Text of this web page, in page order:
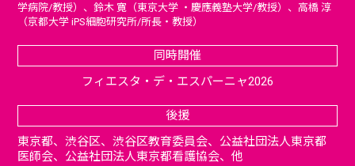
学病院/教授）、鈴木 寛（東京大学 ・慶應義塾大学/教授）、高橋 淳
（京都大学 iPS細胞研究所/所長・教授）
同時開催
フィエスタ・デ・エスパーニャ2026
後援
東京都、渋谷区、渋谷区教育委員会、公益社団法人東京都
医師会、公益社団法人東京都看護協会、他